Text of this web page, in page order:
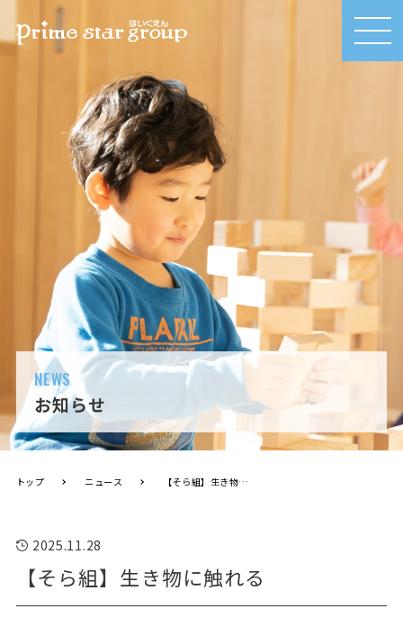
MEN
U
NEWS
お知らせ
トップ ニュース 【そら組】生き物に触れる
2025.11.28
【そら組】生き物に触れる